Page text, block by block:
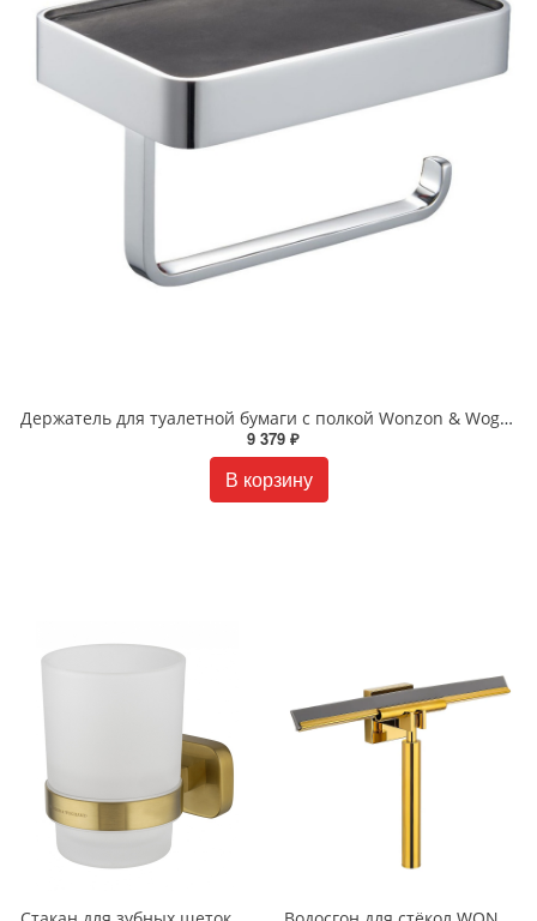
Держатель для туалетной бумаги с полкой Wonzon & Woghand WW-9536 хром
9 379 ₽
В корзину